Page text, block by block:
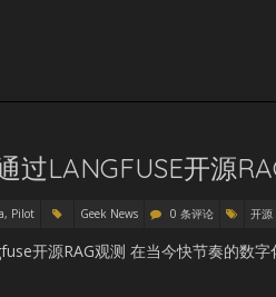
过LANGFUSE开源
Pilot Geek News 0 条评论 开源
开源RAG观测 在当今快节奏的数